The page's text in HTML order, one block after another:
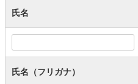
氏名
氏名（フリガナ）